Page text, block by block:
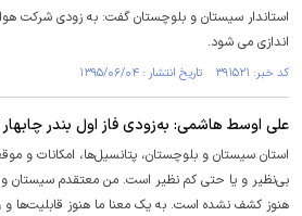
استاندار سیستان و بلوچستان گفت: به زودی شرکت
اندازی می شود.
کد خبر: ۳۹۱۵۲۱ تاریخ انتشار : ۱۳۹۵/۰۶/۰۴
علی اوسط هاشمی: به‌زودی فاز اول بندر
استان سیستان و بلوچستان، پتانسیل‌ها، امکانات و
بی‌نظیر و یا حتی کم نظیر است. من معتقدم سیستان و
هنوز کشف نشده است. به یک معنا ما هنوز قابلیت‌ها و